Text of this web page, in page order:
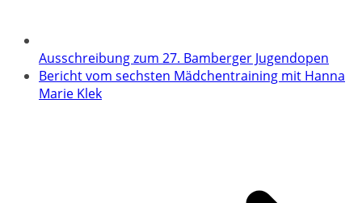
Ausschreibung zum 27. Bamberger Jugendopen
Bericht vom sechsten Mädchentraining mit Hanna
Marie Klek